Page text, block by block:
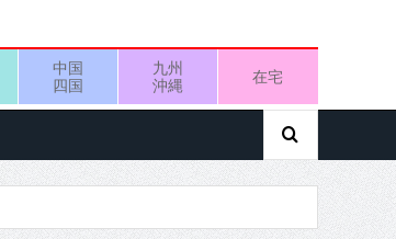
中国
四国
九州
沖縄
在宅